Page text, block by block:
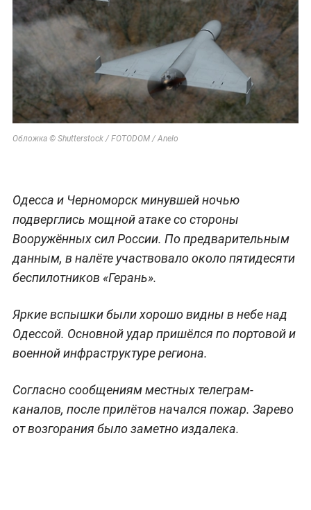
Обложка © Shutterstock / FOTODOM / Anelo
Одесса и Черноморск минувшей ночью
подверглись мощной атаке со стороны
Вооружённых сил России. По предварительным
данным, в налёте участвовало около пятидесяти
беспилотников «Герань».
Яркие вспышки были хорошо видны в небе над
Одессой. Основной удар пришёлся по портовой и
военной инфраструктуре региона.
Согласно сообщениям местных телеграм-
каналов, после прилётов начался пожар. Зарево
от возгорания было заметно издалека.